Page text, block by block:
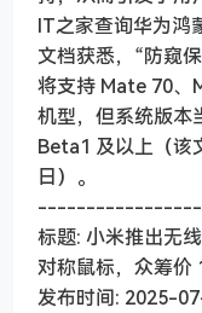
IT之家查询华为鸿
文档获悉，“防窥
将支持 Mate 70、
机型，但系统版本
Beta1 及以上（该
日）。
标题: 小米推出无
对称鼠标，众筹价
发布时间: 2025-